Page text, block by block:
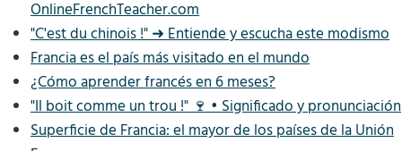
OnlineFrenchTeacher.com
"C'est du chinois !" ➜ Entiende y escucha este modismo
Francia es el país más visitado en el mundo
¿Cómo aprender francés en 6 meses?
"Il boit comme un trou !" 🍷 • Significado y pronunciación
Superficie de Francia: el mayor de los países de la Unión